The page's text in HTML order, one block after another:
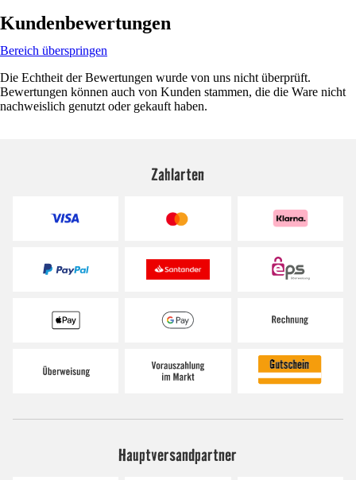
Kundenbewertungen
Bereich überspringen
Die Echtheit der Bewertungen wurde von uns nicht überprüft.
Bewertungen können auch von Kunden stammen, die die Ware nicht
nachweislich genutzt oder gekauft haben.
Zahlarten
Hauptversandpartner